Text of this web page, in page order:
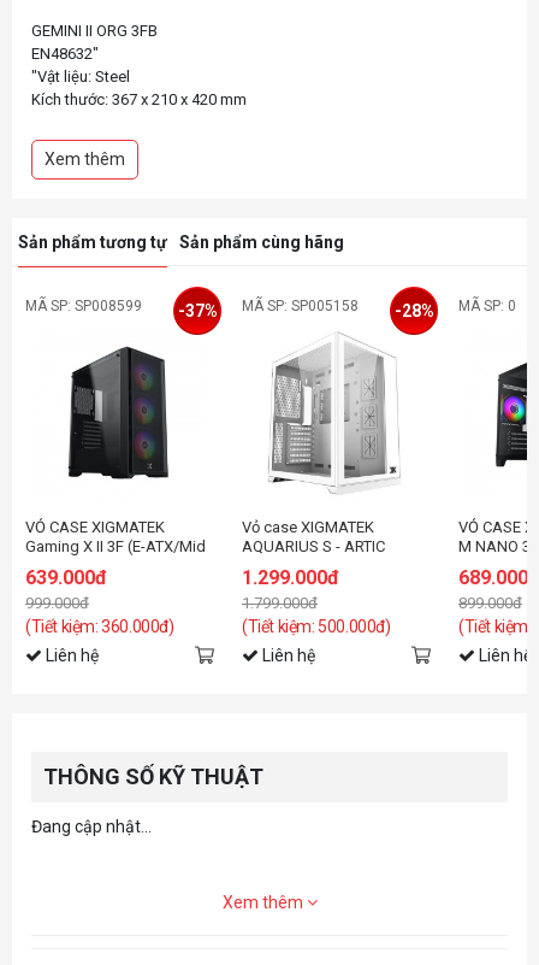
GEMINI II ORG 3FB
EN48632"
"Vật liệu: Steel
Kích thước: 367 x 210 x 420 mm
Khe mở rộng: 4 slots
Hỗ trợ Mainboard: Micro-ATX, ITX
Hỗ trợ VGA 320mm
DẢI LED RGB MẶT TRƯỚC"
"FAN HỆ THỐNG - Trước: 120mm x 3 (lắp sẵn)
Sau: 120mm fan x 1 (tùy chọn)
Xem thêm
Sản phẩm tương tự Sản phẩm cùng hãng
MÃ SP: SP008599
VỎ CASE XIGMATEK
Gaming X II 3F (E-ATX/Mid
639.000đ
999.000đ
(Tiết kiệm: 360.000đ)
-37%
Liên hệ
MÃ SP: SP005158
Vỏ case XIGMATEK
AQUARIUS S - ARTIC
1.299.000đ
1.799.000đ
(Tiết kiệm: 500.000đ)
-28%
Liên hệ
MÃ SP: 0
VỎ CASE
M NANO
689.000đ
899.000đ
(Tiết kiệm:
Liên hệ
THÔNG SỐ KỸ THUẬT
Đang cập nhật...
Xem thêm